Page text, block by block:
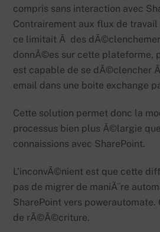
compris sans interaction avec
Contrairement aux flux de travail
ce limitait Ã des
donnÃ©es sur cette plateforme,
est capable de se dÃ©clencher
email dans une boite exchange
Cette solution permet donc la
processus bien plus Ã©largie
connaissions avec SharePoint.
L’inconvÃ©nient est que cette
pas de migrer de maniÃ¨re
SharePoint vers powerautomate.
de rÃ©Ã©criture.